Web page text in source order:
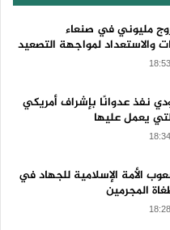
مليوني في صنعاء
والاستعداد لمواجهة التصعيد
نفذ عدوانًا بإشراف أمريكي
يعمل عليها
الأمة الإسلامية للجهاد في
المجرمين